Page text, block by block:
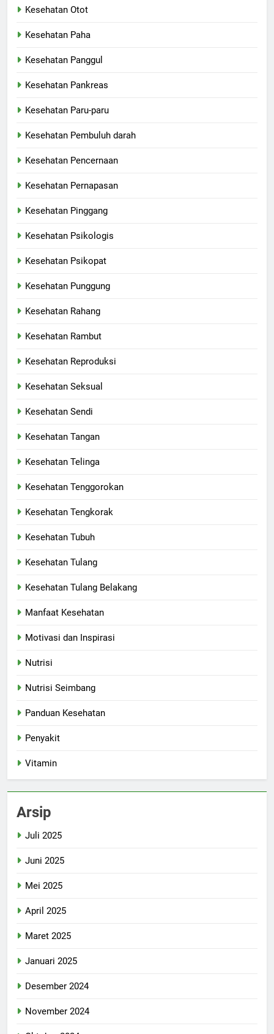
Kesehatan Otot
Kesehatan Paha
Kesehatan Panggul
Kesehatan Pankreas
Kesehatan Paru-paru
Kesehatan Pembuluh darah
Kesehatan Pencernaan
Kesehatan Pernapasan
Kesehatan Pinggang
Kesehatan Psikologis
Kesehatan Psikopat
Kesehatan Punggung
Kesehatan Rahang
Kesehatan Rambut
Kesehatan Reproduksi
Kesehatan Seksual
Kesehatan Sendi
Kesehatan Tangan
Kesehatan Telinga
Kesehatan Tenggorokan
Kesehatan Tengkorak
Kesehatan Tubuh
Kesehatan Tulang
Kesehatan Tulang Belakang
Manfaat Kesehatan
Motivasi dan Inspirasi
Nutrisi
Nutrisi Seimbang
Panduan Kesehatan
Penyakit
Vitamin
Arsip
Juli 2025
Juni 2025
Mei 2025
April 2025
Maret 2025
Januari 2025
Desember 2024
November 2024